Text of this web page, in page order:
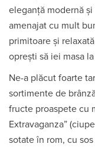
eleganță modernă
amenajat cu mult
primitoare și
oprești să iei masa
Ne-a plăcut foarte
sortimente de
fructe proaspete cu
Extravaganza”
sotate în rom, cu